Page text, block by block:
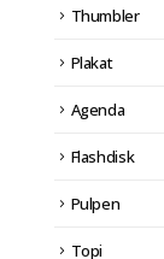
Thumbler
Plakat
Agenda
Flashdisk
Pulpen
Topi